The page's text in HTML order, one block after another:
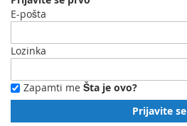
E-pošta
Lozinka
Zapamti me Šta je ovo?
Prijavite se